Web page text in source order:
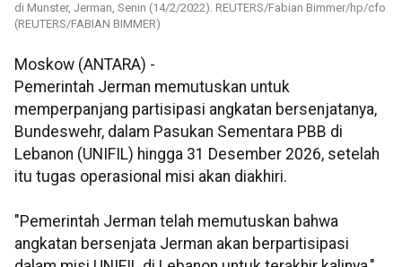
di Munster, Jerman, Senin (14/2/2022). REUTERS/Fabian Bimmer/hp/cfo
(REUTERS/FABIAN BIMMER)
Moskow (ANTARA) -
Pemerintah Jerman memutuskan untuk
memperpanjang partisipasi angkatan bersenjatanya,
Bundeswehr, dalam Pasukan Sementara PBB di
Lebanon (UNIFIL) hingga 31 Desember 2026, setelah
itu tugas operasional misi akan diakhiri.
"Pemerintah Jerman telah memutuskan bahwa
angkatan bersenjata Jerman akan berpartisipasi